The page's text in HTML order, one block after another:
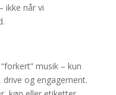
ikke når vi
musik – kun
og engagement.